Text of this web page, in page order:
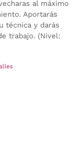
al máximo
Aportarás
técnica y darás
trabajo. (Nivel: